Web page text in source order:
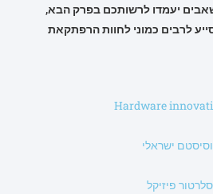
יעמדו לרשותכם בפרק הבא,
לרבים כמוני לחוות הרפתקאת
Hardware
ישראלי
פיזיקל